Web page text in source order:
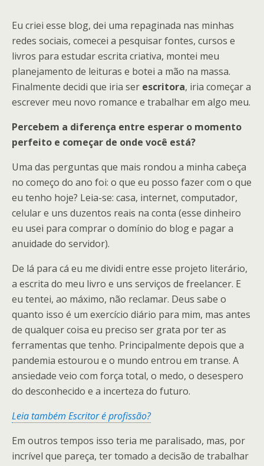
Eu criei esse blog, dei uma repaginada nas minhas
redes sociais, comecei a pesquisar fontes, cursos e
livros para estudar escrita criativa, montei meu
planejamento de leituras e botei a mão na massa.
Finalmente decidi que iria ser escritora, iria começar a
escrever meu novo romance e trabalhar em algo meu.
Percebem a diferença entre esperar o momento
perfeito e começar de onde você está?
Uma das perguntas que mais rondou a minha cabeça
no começo do ano foi: o que eu posso fazer com o que
eu tenho hoje? Leia-se: casa, internet, computador,
celular e uns duzentos reais na conta (esse dinheiro
eu usei para comprar o domínio do blog e pagar a
anuidade do servidor).
De lá para cá eu me dividi entre esse projeto literário,
a escrita do meu livro e uns serviços de freelancer. E
eu tentei, ao máximo, não reclamar. Deus sabe o
quanto isso é um exercício diário para mim, mas antes
de qualquer coisa eu preciso ser grata por ter as
ferramentas que tenho. Principalmente depois que a
pandemia estourou e o mundo entrou em transe. A
ansiedade veio com força total, o medo, o desespero
do desconhecido e a incerteza do futuro.
Leia também Escritor é profissão?
Em outros tempos isso teria me paralisado, mas, por
incrível que pareça, ter tomado a decisão de trabalhar